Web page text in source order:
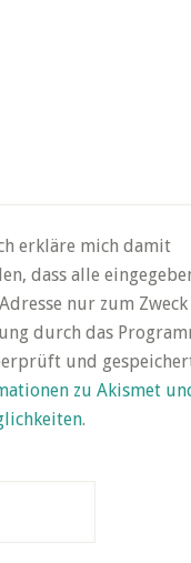
erkläre mich damit
dass alle
nur zum
durch das
und
zu Akismet
.